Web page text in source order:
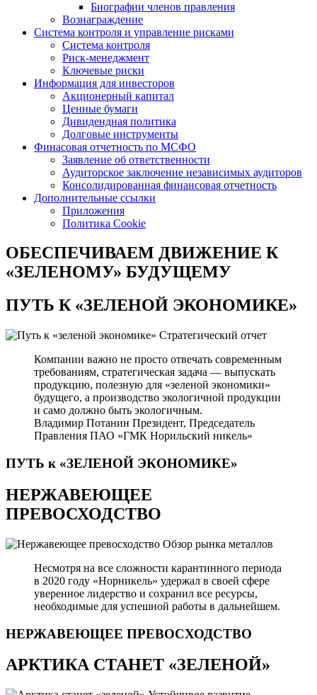
Биографии членов правления
Вознаграждение
Система контроля и управление рисками
Система контроля
Риск-менеджмент
Ключевые риски
Информация для инвесторов
Акционерный капитал
Ценные бумаги
Дивидендная политика
Долговые инструменты
Финасовая отчетность по МСФО
Заявление об ответственности
Аудиторское заключение независимых аудиторов
Консолидированная финансовая отчетность
Дополнительные ссылки
Приложения
Политика Cookie
ОБЕСПЕЧИВАЕМ ДВИЖЕНИЕ К
«ЗЕЛЕНОМУ» БУДУЩЕМУ
ПУТЬ К«ЗЕЛЕНОЙ ЭКОНОМИКЕ»
Стратегический отчет
Компании важно не просто отвечать современным
требованиям, стратегическая задача — выпускать
продукцию, полезную для «зеленой экономики»
будущего, а производство экологичной продукции
и само должно быть экологичным.
Владимир Потанин Президент, Председатель
Правления ПАО «ГМК Норильский никель»
ПУТЬ к «ЗЕЛЕНОЙ ЭКОНОМИКЕ»
НЕРЖАВЕЮЩЕЕ
ПРЕВОСХОДСТВО
Обзор рынка металлов
Несмотря на все сложности карантинного периода
в 2020 году «Норникель» удержал в своей сфере
уверенное лидерство и сохранил все ресурсы,
необходимые для успешной работы в дальнейшем.
НЕРЖАВЕЮЩЕЕ ПРЕВОСХОДСТВО
АРКТИКА СТАНЕТ «ЗЕЛЕНОЙ»